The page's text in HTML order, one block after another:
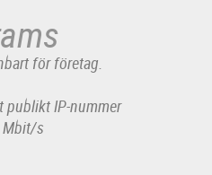
för företag.
publikt IP-nummer
Mbit/s